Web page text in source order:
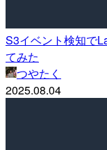
S3イベント検知で
てみた
つやたく
2025.08.04